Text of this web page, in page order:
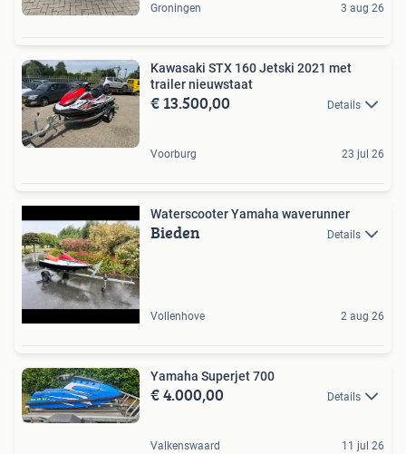
Groningen 3 aug 26
Kawasaki STX 160 Jetski 2021 met
trailer nieuwstaat
€ 13.500,00 Details
Voorburg 23 jul 26
Waterscooter Yamaha waverunner
Bieden Details
Vollenhove 2 aug 26
Yamaha Superjet 700
€ 4.000,00 Details
Valkenswaard 11 jul 26